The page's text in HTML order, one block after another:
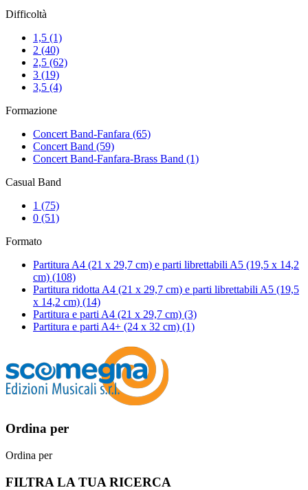
Difficoltà
1,5 (1)
2 (40)
2,5 (62)
3 (19)
3,5 (4)
Formazione
Concert Band-Fanfara (65)
Concert Band (59)
Concert Band-Fanfara-Brass Band (1)
Casual Band
1 (75)
0 (51)
Formato
Partitura A4 (21 x 29,7 cm) e parti librettabili A5 (19,5 x 14,2
cm) (108)
Partitura ridotta A4 (21 x 29,7 cm) e parti librettabili A5 (19,5
x 14,2 cm) (14)
Partitura e parti A4 (21 x 29,7 cm) (3)
Partitura e parti A4+ (24 x 32 cm) (1)
Ordina per
Ordina per
FILTRA LA TUA RICERCA